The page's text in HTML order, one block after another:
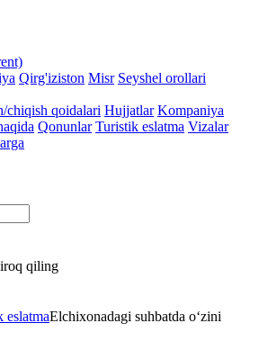
Qirg'iziston Misr Seyshel orollari
qoidalari Hujjatlar Kompaniya
Qonunlar Turistik eslatma Vizalar
qiling
eslatmaElchixonadagi suhbatda o‘zini